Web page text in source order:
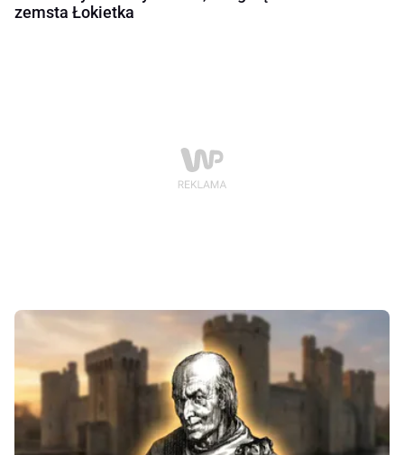
zemsta Łokietka